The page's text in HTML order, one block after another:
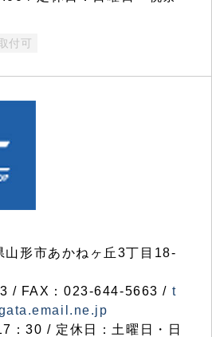
付可
形市あかねヶ丘3丁目18-
/ FAX：023-644-5663 / t
：30 / 定休日：土曜日・日